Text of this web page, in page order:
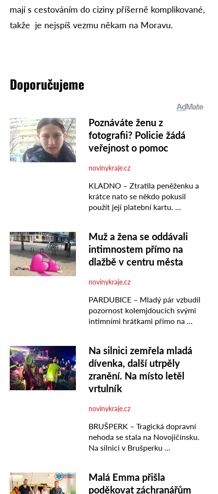
mají s cestováním do ciziny příšerně komplikované,
takže je nejspíš vezmu někam na Moravu.
Doporučujeme